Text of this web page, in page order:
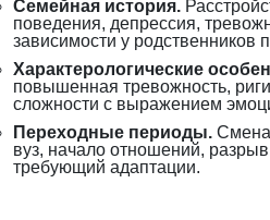
Семейная история.
поведения, депрессия,
зависимости у родственников
Характерологические
повышенная тревожность,
сложности с выражением
Переходные периоды.
вуз, начало отношений,
требующий адаптации.